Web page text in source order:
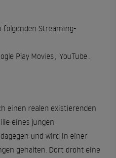
folgenden Streaming-
Play Movies, YouTube .
einen realen existierenden
eines jungen
und wird in einer
gehalten. Dort droht eine